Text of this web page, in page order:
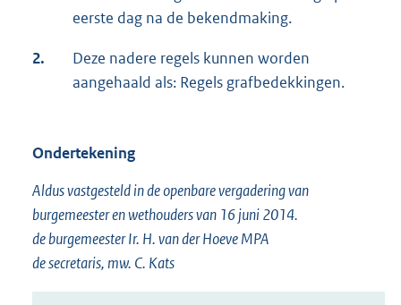
eerste dag na de bekendmaking.
2.
Deze nadere regels kunnen worden
aangehaald als: Regels grafbedekkingen.
Ondertekening
Aldus vastgesteld in de openbare vergadering van
burgemeester en wethouders van 16 juni 2014.
de burgemeester Ir. H. van der Hoeve MPA
de secretaris, mw. C. Kats